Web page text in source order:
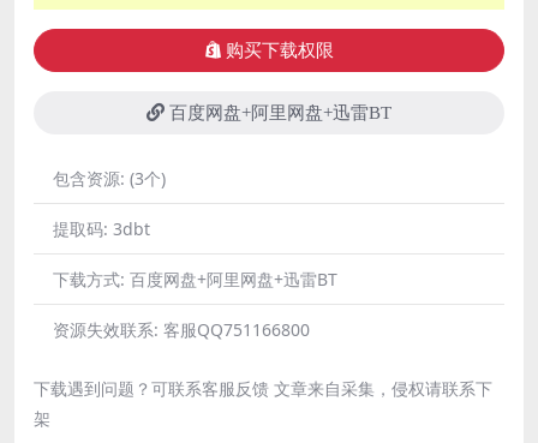
购买下载权限
百度网盘+阿里网盘+迅雷BT
包含资源: (3个)
提取码: 3dbt
下载方式: 百度网盘+阿里网盘+迅雷BT
资源失效联系: 客服QQ751166800
下载遇到问题？可联系客服反馈 文章来自采集，侵权请联系下
架